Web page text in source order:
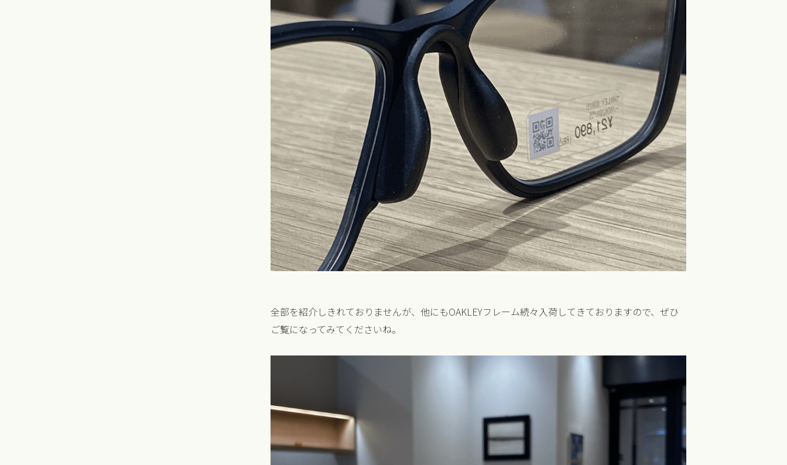
全部を紹介しきれておりませんが、他にもOAKLEYフレーム続々入荷してきておりますので、ぜひ
ご覧になってみてくださいね。